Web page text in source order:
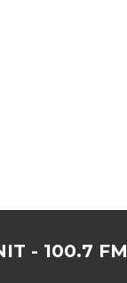
- 100.7 FM